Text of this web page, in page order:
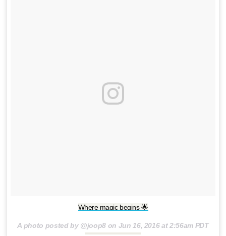
Where magic begins 🌟
A photo posted by @joop8 on Jun 16, 2016 at 2:56am PDT